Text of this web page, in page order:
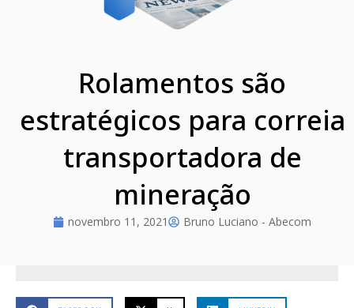
Rolamentos são
estratégicos para correia
transportadora de
mineração
novembro 11, 2021 Bruno Luciano - Abecom